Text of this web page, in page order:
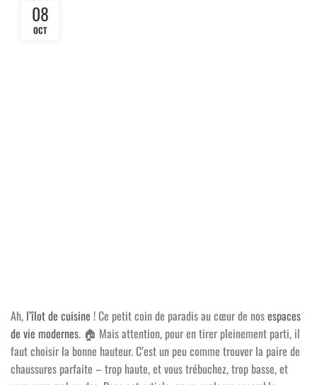
08
OCT
Ah, l’îlot de cuisine ! Ce petit coin de paradis au cœur de nosespaces
de vie modernes. 🏠 Mais attention, pour en tirer pleinement parti, il
faut choisir la bonne hauteur. C’est un peu comme trouver la paire de
chaussures parfaite – trop haute, et vous trébuchez, trop basse, et